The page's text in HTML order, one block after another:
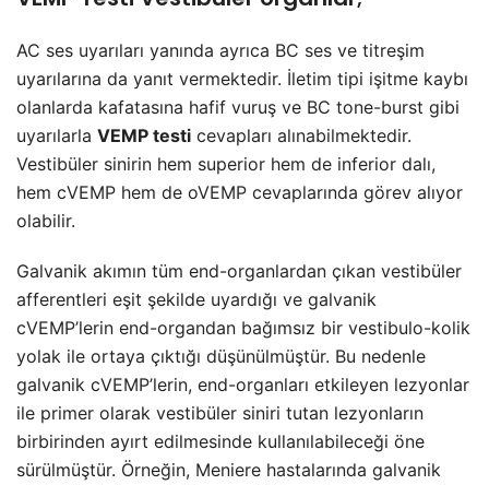
AC ses uyarıları yanında ayrıca BC ses ve titreşim
uyarılarına da yanıt vermektedir. İletim tipi işitme kaybı
olanlarda kafatasına hafif vuruş ve BC tone-burst gibi
uyarılarla VEMP testi cevapları alınabilmektedir.
Vestibüler sinirin hem superior hem de inferior dalı,
hem cVEMP hem de oVEMP cevaplarında görev alıyor
olabilir.
Galvanik akımın tüm end-organlardan çıkan vestibüler
afferentleri eşit şekilde uyardığı ve galvanik
cVEMP’lerin end-organdan bağımsız bir vestibulo-kolik
yolak ile ortaya çıktığı düşünülmüştür. Bu nedenle
galvanik cVEMP’lerin, end-organları etkileyen lezyonlar
ile primer olarak vestibüler siniri tutan lezyonların
birbirinden ayırt edilmesinde kullanılabileceği öne
sürülmüştür. Örneğin, Meniere hastalarında galvanik